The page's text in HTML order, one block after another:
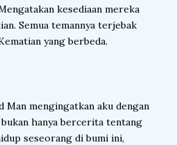
kesediaan mereka
Semua temannya terjebak
yang berbeda.
Man mengingatkan aku dengan
hanya bercerita tentang
seseorang di bumi ini,